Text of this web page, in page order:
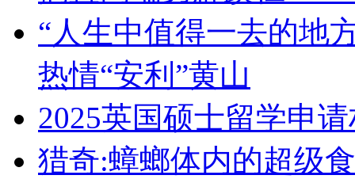
“人生中值得一去的地
热情“安利”黄山
2025英国硕士留学申
猎奇:蟑螂体内的超级